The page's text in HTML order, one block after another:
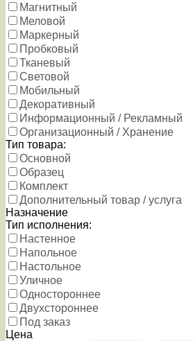
Магнитный
Меловой
Маркерный
Пробковый
Тканевый
Световой
Мобильный
Декоративный
Информационный / Рекламный
Организационный / Хранение
Тип товара:
Основной
Образец
Комплект
Дополнительный товар / услуга
Назначение
Тип исполнения:
Настенное
Напольное
Настольное
Уличное
Одностороннее
Двухстороннее
Под заказ
Цена